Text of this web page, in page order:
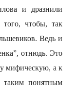
и дразнили
чтобы, так
Ведь и
отнюдь. Это
мифическую, а к
таким понятным